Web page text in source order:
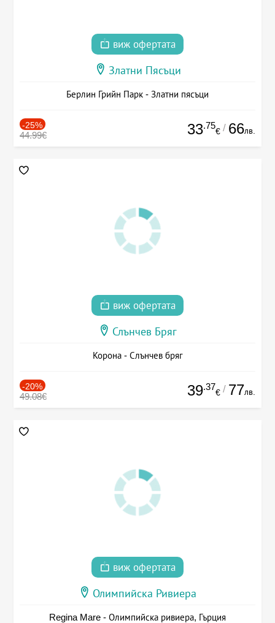
виж офертата
Златни Пясъци
Берлин Грийн Парк - Златни пясъци
-25%
44.99€ 33.75
€ / 66лв.
виж офертата
Слънчев Бряг
Корона - Слънчев бряг
-20%
49.08€ 39.37
€ / 77лв.
виж офертата
Олимпийска Ривиера
Regina Mare - Олимпийска ривиера, Гърция